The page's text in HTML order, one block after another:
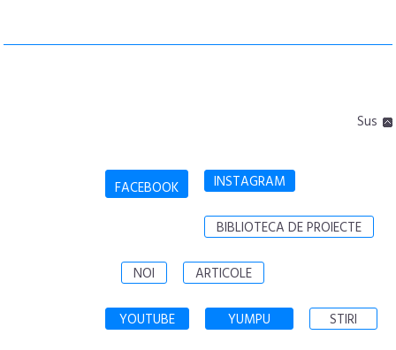
Sus
FACEBOOK INSTAGRAM
BIBLIOTECA DE PROIECTE
NOI ARTICOLE
YOUTUBE YUMPU STIRI